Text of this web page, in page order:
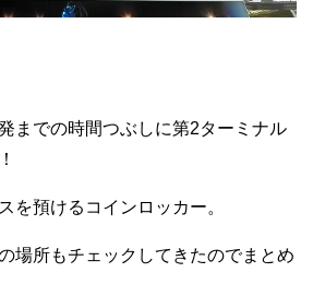
までの時間つぶしに第2ターミナル
を預けるコインロッカー。
場所もチェックしてきたのでまとめ